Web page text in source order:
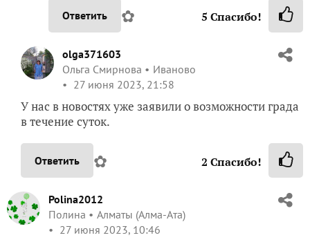
Ответить ✿ 5 Спасибо!
olga371603
Ольга Смирнова
Иваново
27 июня 2023, 21:58
У нас в новостях уже заявили о возможности града
в течение суток.
Ответить ✿ 2 Спасибо!
Polina2012
Полина
Алматы (Алма-Ата)
27 июня 2023, 10:46